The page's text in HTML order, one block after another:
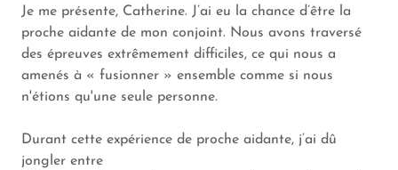
Je me présente, Catherine. J’ai eu la chance d’être la
proche aidante de mon conjoint. Nous avons traversé
des épreuves extrêmement difficiles, ce qui nous a
amenés à « fusionner » ensemble comme si nous
n'étions qu'une seule personne.
Durant cette expérience de proche aidante, j’ai dû
jongler entre